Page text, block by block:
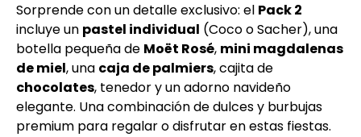
Sorprende con un detalle exclusivo: el Pack 2
incluye un pastel individual (Coco o Sacher), una
botella pequeña de Moët Rosé, mini magdalenas
de miel, una caja de palmiers, cajita de
chocolates, tenedor y un adorno navideño
elegante. Una combinación de dulces y burbujas
premium para regalar o disfrutar en estas fiestas.